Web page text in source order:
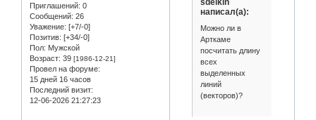
Приглашений: 0
Сообщений: 26
Уважение: [+7/-0]
Позитив: [+34/-0]
Пол: Мужской
Возраст: 39 [1986-12-21]
Провел на форуме:
15 дней 16 часов
Последний визит:
12-06-2026 21:27:23
написал(а):
Можно ли в
Арткаме
посчитать длину
всех
выделенных
линий
(векторов)?